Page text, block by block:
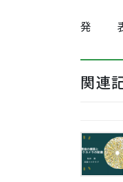
発 表
関連